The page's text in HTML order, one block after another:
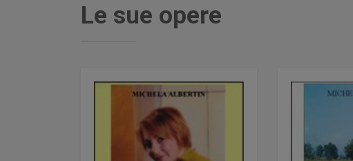
Le sue opere